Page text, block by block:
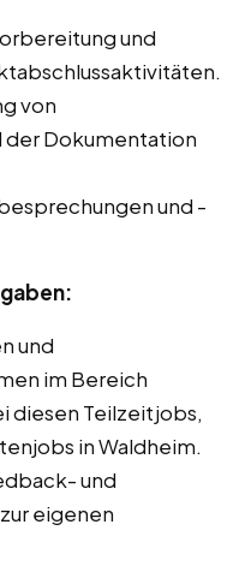
und
von
der Dokumentation
und -
und
im Bereich
diesen Teilzeitjobs,
in Waldheim.
und
eigenen